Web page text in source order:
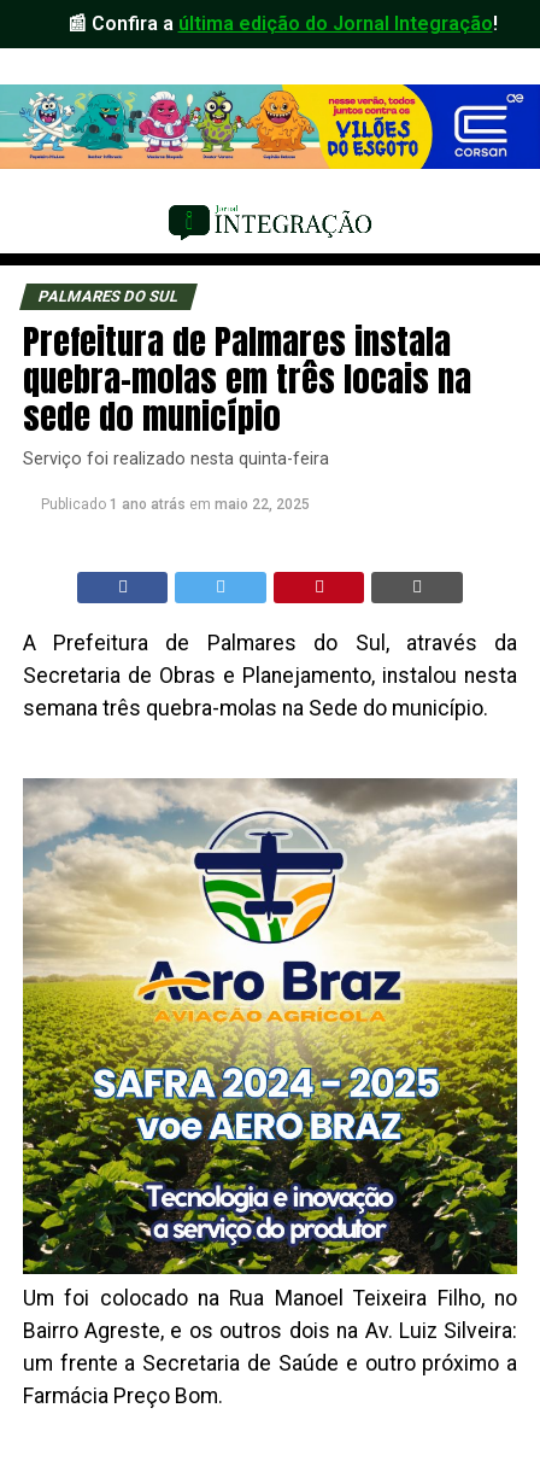
📰 Confira a última edição do Jornal Integração!
PALMARES DO SUL
Prefeitura de Palmares instala
quebra-molas em três locais na
sede do município
Serviço foi realizado nesta quinta-feira
Publicado 1 ano atrás em maio 22, 2025
A Prefeitura de Palmares do Sul, através da
Secretaria de Obras e Planejamento, instalou nesta
semana três quebra-molas na Sede do município.
Um foi colocado na Rua Manoel Teixeira Filho, no
Bairro Agreste, e os outros dois na Av. Luiz Silveira:
um frente a Secretaria de Saúde e outro próximo a
Farmácia Preço Bom.